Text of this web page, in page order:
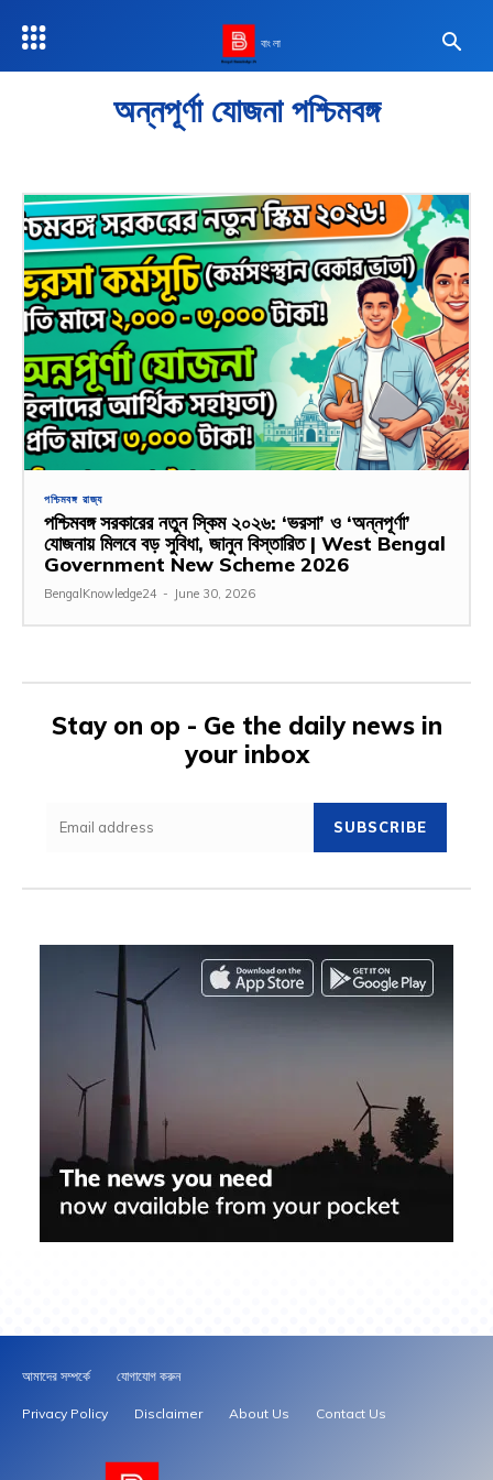
বাংলা
অন্নপূর্ণা যোজনা পশ্চিমবঙ্গ
পশ্চিমবঙ্গ রাজ্য
পশ্চিমবঙ্গ সরকারের নতুন স্কিম ২০২৬: ‘ভরসা’ ও ‘অন্নপূর্ণা’
যোজনায় মিলবে বড় সুবিধা, জানুন বিস্তারিত | West Bengal
Government New Scheme 2026
BengalKnowledge24 - June 30, 2026
Stay on op - Ge the daily news in
your inbox
SUBSCRIBE
আমাদের সম্পর্কে যোগাযোগ করুন
Privacy Policy Disclaimer About Us Contact Us